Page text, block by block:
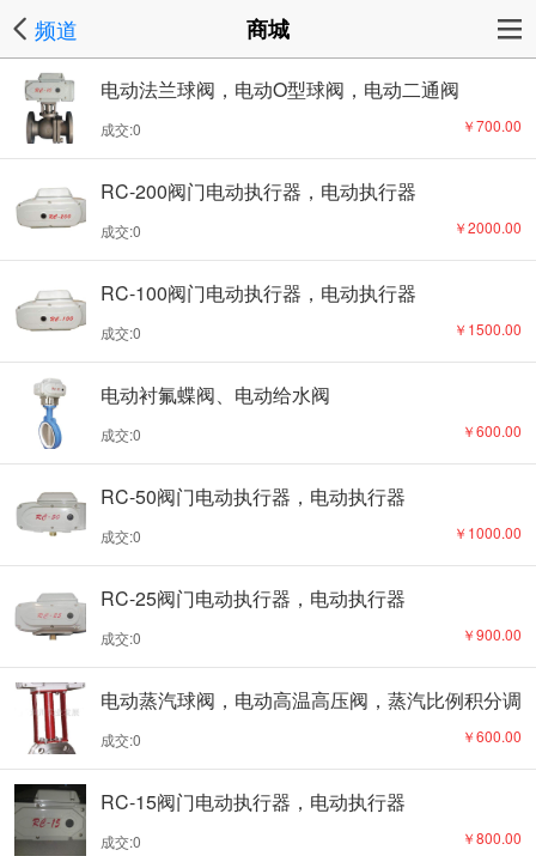
频道 商城
电动法兰球阀，电动O型球阀，电动二通阀
￥700.00
成交:0
RC-200阀门电动执行器，电动执行器
￥2000.00
成交:0
RC-100阀门电动执行器，电动执行器
￥1500.00
成交:0
电动衬氟蝶阀、电动给水阀
￥600.00
成交:0
RC-50阀门电动执行器，电动执行器
￥1000.00
成交:0
RC-25阀门电动执行器，电动执行器
￥900.00
成交:0
电动蒸汽球阀，电动高温高压阀，蒸汽比例积分调
节阀
￥600.00
成交:0
RC-15阀门电动执行器，电动执行器
￥800.00
成交:0